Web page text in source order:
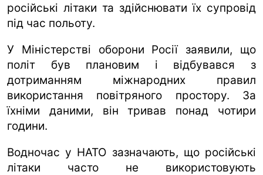
російські літаки та здійснювати їх супровід
під час польоту.
У Міністерстві оборони Росії заявили, що
політ був плановим і відбувався з
дотриманням міжнародних правил
використання повітряного простору. За
їхніми даними, він тривав понад чотири
години.
Водночас у НАТО зазначають, що російські
літаки часто не використовують